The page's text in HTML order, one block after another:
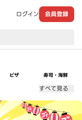
ログイン 会員登録
ピザ 寿司・海鮮
すべて見る